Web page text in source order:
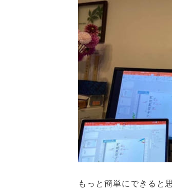
もっと簡単にできると